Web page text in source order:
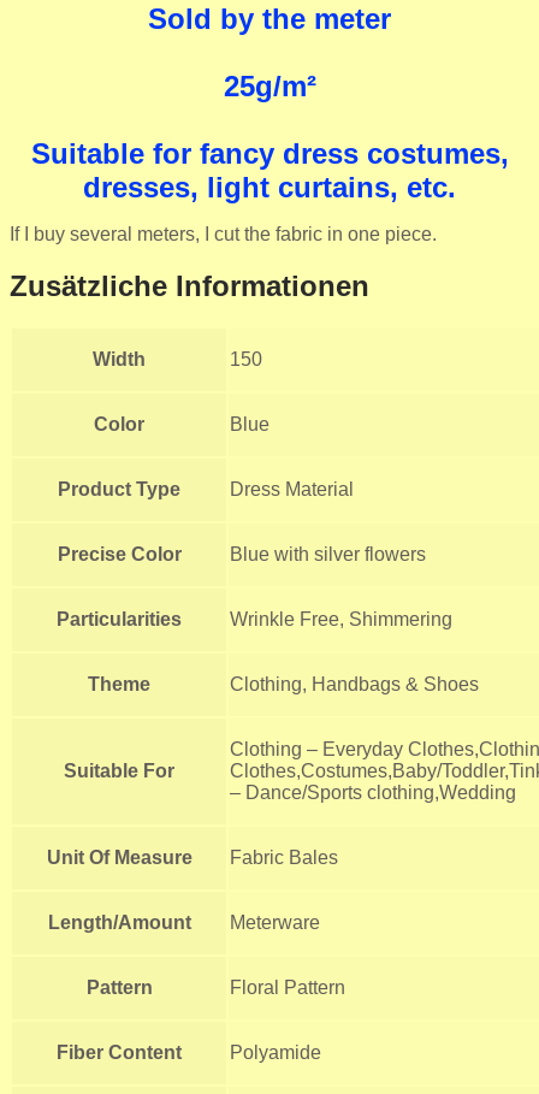
Sold by the meter
25g/m²
Suitable for fancy dress costumes,
dresses, light curtains, etc.
If I buy several meters, I cut the fabric in one piece.
Zusätzliche Informationen
Width 150
Color Blue
Product Type Dress Material
Precise Color Blue with silver flowers
Particularities Wrinkle Free, Shimmering
Theme Clothing, Handbags & Shoes
Suitable For
Clothing – Everyday
Clothes,Costumes,Baby/
– Dance/Sports clothing,Wedding
Unit Of Measure Fabric Bales
Length/Amount Meterware
Pattern Floral Pattern
Fiber Content Polyamide